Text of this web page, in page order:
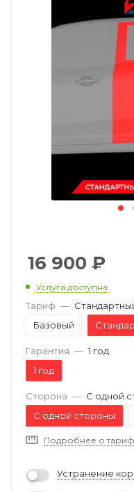
16 900 ₽
Услуга доступна
Тариф —
Базовый
Гарантия — 1 год
1 год
Сторона — С одной
С одной стороны
Подробнее о
Устранение